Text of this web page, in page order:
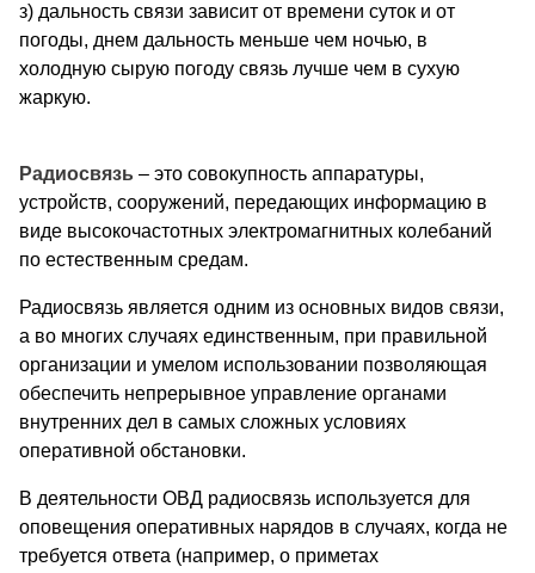
з) дальность связи зависит от времени суток и от
погоды, днем дальность меньше чем ночью, в
холодную сырую погоду связь лучше чем в сухую
жаркую.
Радиосвязь – это совокупность аппаратуры,
устройств, сооружений, передающих информацию в
виде высокочастотных электромагнитных колебаний
по естественным средам.
Радиосвязь является одним из основных видов связи,
а во многих случаях единственным, при правильной
организации и умелом использовании позволяющая
обеспечить непрерывное управление органами
внутренних дел в самых сложных условиях
оперативной обстановки.
В деятельности ОВД радиосвязь используется для
оповещения оперативных нарядов в случаях, когда не
требуется ответа (например, о приметах